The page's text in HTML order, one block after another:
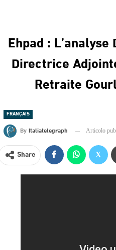
Ehpad :
Directrice
Retraite
FRANÇAIS
By Italiatelegraph Articolo
Share